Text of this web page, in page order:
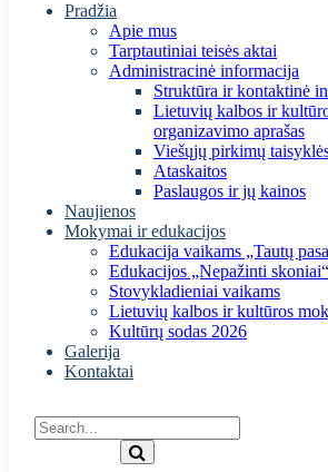
Pradžia
Apie mus
Tarptautiniai teisės aktai
Administracinė informacija
Struktūra ir kontaktinė
Lietuvių kalbos ir
organizavimo aprašas
Viešųjų pirkimų
Ataskaitos
Paslaugos ir jų kainos
Naujienos
Mokymai ir edukacijos
Edukacija vaikams „Tautų
Edukacijos „Nepažinti skoniai“
Stovykladieniai vaikams
Lietuvių kalbos ir kultūros
Kultūrų sodas 2026
Galerija
Kontaktai